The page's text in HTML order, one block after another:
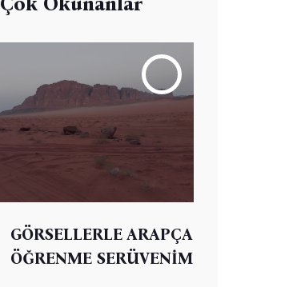
GÖRSELLERLE ARAPÇA
ÖĞRENME SERÜVENİM